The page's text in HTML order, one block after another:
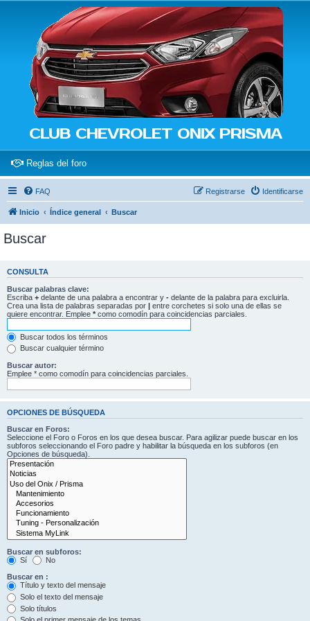
CLUB CHEVROLET ONIX PRISMA
Reglas del foro(Opens a new tab)
FAQ Identificarse
Registrarse
Inicio Índice general Buscar
Buscar
CONSULTA
Buscar palabras clave:
Escriba + delante de una palabra a encontrar y - delante de la palabra para excluirla.
Crea una lista de palabras separadas por | entre corchetes si solo una de ellas se
quiere encontrar. Emplee * como comodín para coincidencias parciales.
Buscar todos los términos
Buscar cualquier término
Buscar autor:
Emplee * como comodín para coincidencias parciales.
OPCIONES DE BÚSQUEDA
Buscar en Foros:
Seleccione el Foro o Foros en los que desea buscar. Para agilizar puede buscar en los
subforos seleccionando el Foro padre y habilitar la búsqueda en los subforos (en
Opciones de búsqueda).
Buscar en subforos:
Sí
No
Buscar en :
Título y texto del mensaje
Solo el texto del mensaje
Solo títulos